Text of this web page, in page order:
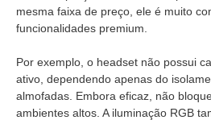
mesma faixa de preço, ele é muito
funcionalidades premium.
Por exemplo, o headset não possui
ativo, dependendo apenas do
almofadas. Embora eficaz, não
ambientes altos. A iluminação RGB